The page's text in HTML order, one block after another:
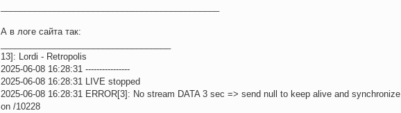
А в логе сайта так:
13]: Lordi - Retropolis
2025-06-08 16:28:31 ----------------
2025-06-08 16:28:31 LIVE stopped
2025-06-08 16:28:31 ERROR[3]: No stream DATA 3 sec => send null to keep alive and synchronize
on /10228